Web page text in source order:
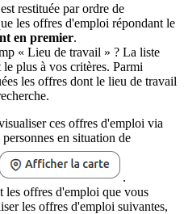
restituée par ordre de
les offres d'emploi répondant le
en premier.
« Lieu de travail » ? La liste
plus à vos critères. Parmi
les offres dont le lieu de travail
ces offres d'emploi via
en situation de
.
les offres d'emploi que vous
les offres d'emploi suivantes,